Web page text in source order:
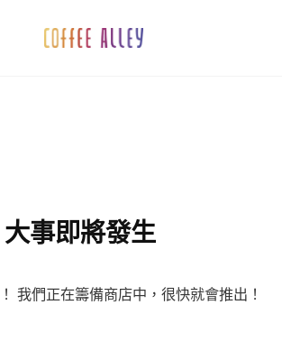
大事即將發生
我們正在籌備商店中，很快就會推出！